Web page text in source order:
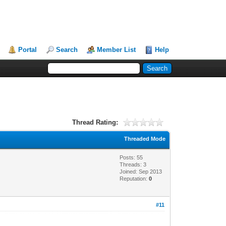
Portal Search Member List Help
Thread Rating:
Threaded Mode
Posts: 55
Threads: 3
Joined: Sep 2013
Reputation:0
#11